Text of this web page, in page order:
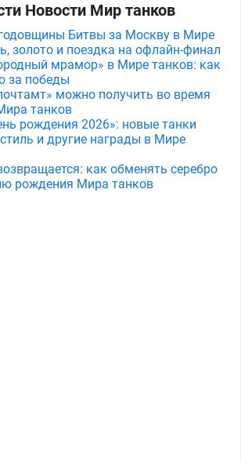
Новости Мир танков
Битвы за Москву в Мире
золото и поездка на офлайн-финал
мрамор» в Мире танков: как
за победы
можно получить во время
танков
рождения 2026»: новые танки
и другие награды в Мире
как обменять серебро
рождения Мира танков